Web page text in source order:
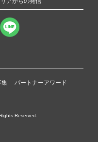
集 パートナーアワード
Reserved.